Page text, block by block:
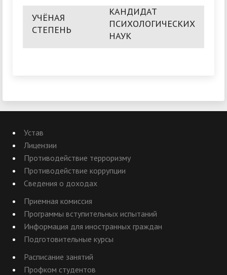
УЧЁНАЯ
СТЕПЕНЬ
КАНДИДАТ
ПСИХОЛОГИЧЕСКИХ
НАУК
Устав
Лицензии
Противодействие терроризму
Противодействие коррупции
Сведения о доходах
Приемная комиссия
Программы вступительных испытаний
Информация для иностранных граждан
Подготовительные курсы
Расписание занятий
Профком студентов